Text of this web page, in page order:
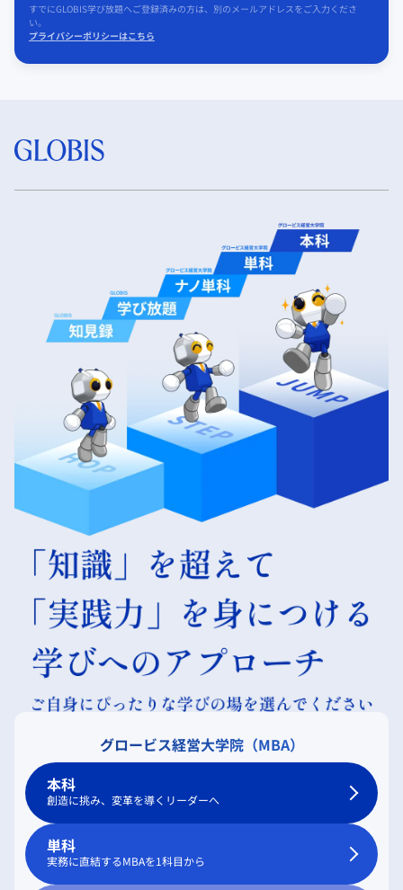
すでにGLOBIS学び放題へご登録済みの方は、別のメールアドレスをご入力くださ
い。
プライバシーポリシーはこちら
グロービス経営大学院（MBA）
本科
創造に挑み、変革を導くリーダーへ
単科
実務に直結するMBAを1科目から